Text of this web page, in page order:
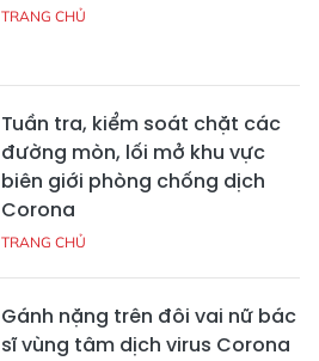
TRANG CHỦ
Tuần tra, kiểm soát chặt các
đường mòn, lối mở khu vực
biên giới phòng chống dịch
Corona
TRANG CHỦ
Gánh nặng trên đôi vai nữ bác
sĩ vùng tâm dịch virus Corona